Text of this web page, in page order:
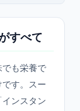
すべて
も栄養で
す。スー
ンスタン